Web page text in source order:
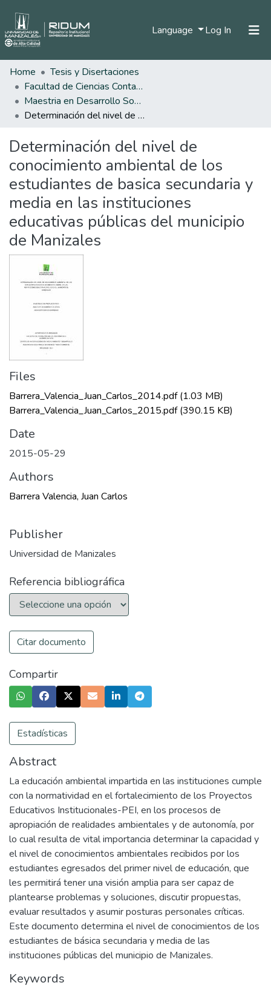
Language Log In (current)
Home
Tesis y Disertaciones
Facultad de Ciencias Contables Económicas y Administrativas
Maestria en Desarrollo Sostenible y Medio Ambiente
Determinación del nivel de conocimiento ambiental de los estudiantes de basica secundaria y media en las instituciones educativas públicas del municipio de Manizales
Determinación del nivel de
conocimiento ambiental de los
estudiantes de basica secundaria y
media en las instituciones
educativas públicas del municipio
de Manizales
Files
Barrera_Valencia_Juan_Carlos_2014.pdf(1.03 MB)
Barrera_Valencia_Juan_Carlos_2015.pdf(390.15 KB)
Date
2015-05-29
Authors
Barrera Valencia, Juan Carlos
Publisher
Universidad de Manizales
Referencia bibliográfica
Citar documento
Compartir
Estadísticas
Abstract
La educación ambiental impartida en las instituciones cumple
con la normatividad en el fortalecimiento de los Proyectos
Educativos Institucionales-PEI, en los procesos de
apropiación de realidades ambientales y de autonomía, por
lo cual resulta de vital importancia determinar la capacidad y
el nivel de conocimientos ambientales recibidos por los
estudiantes egresados del primer nivel de educación, que
les permitirá tener una visión amplia para ser capaz de
plantearse problemas y soluciones, discutir propuestas,
evaluar resultados y asumir posturas personales críticas.
Este documento determina el nivel de conocimientos de los
estudiantes de básica secundaria y media de las
instituciones públicas del municipio de Manizales.
Keywords